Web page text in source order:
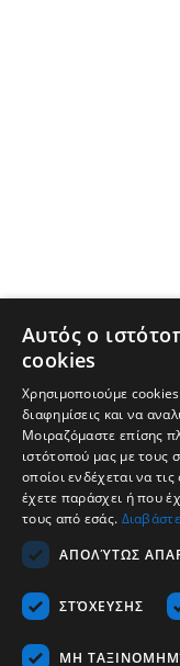
Αυτός ο
cookies
Χρησιμοποιούμε
διαφημίσεις και να
Μοιραζόμαστε επίσης
ιστότοπού μας με τους
οποίοι ενδέχεται να
έχετε παράσχει ή που
τους από εσάς.
ΑΠΟΛΎΤΩΣ
ΣΤΌΧΕΥΣΗΣ
ΜΗ